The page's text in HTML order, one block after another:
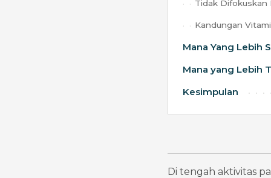
Tidak Difokuskan
Kandungan
Mana Yang Lebih
Mana yang Lebih
Kesimpulan
Di tengah aktivitas